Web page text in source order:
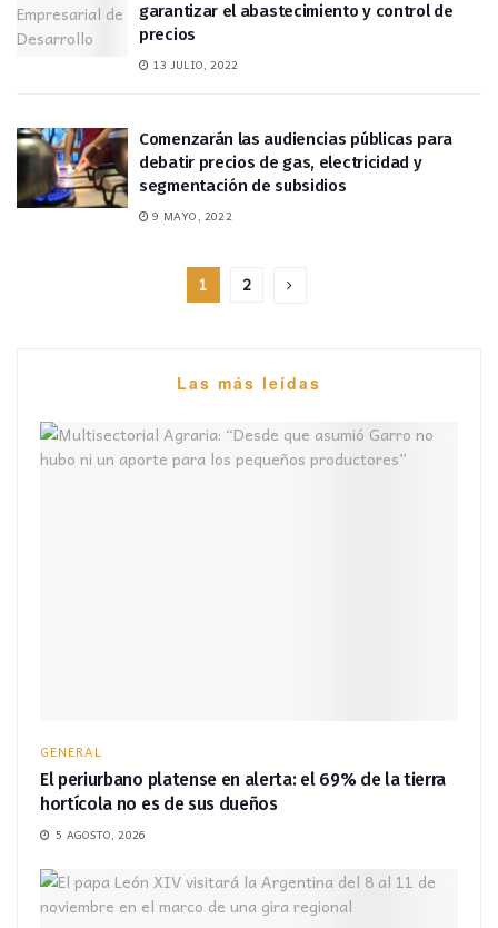
garantizar el abastecimiento y control de
precios
13 JULIO, 2022
Comenzarán las audiencias públicas para
debatir precios de gas, electricidad y
segmentación de subsidios
9 MAYO, 2022
1 2
Las más leídas
GENERAL
El periurbano platense en alerta: el 69% de la tierra
hortícola no es de sus dueños
5 AGOSTO, 2026